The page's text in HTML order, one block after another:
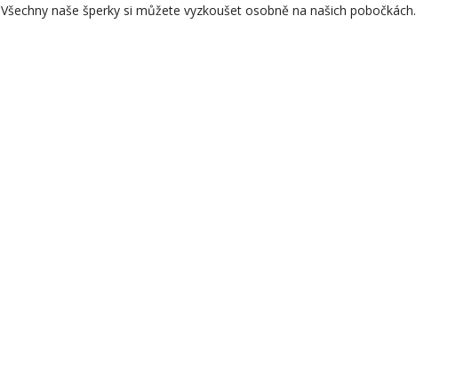
Všechny naše šperky si můžete vyzkoušet osobně na našich pobočkách.